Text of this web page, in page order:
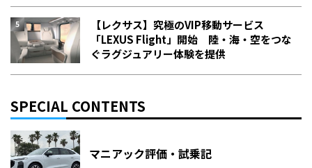
【レクサス】究極のVIP移動サービス
「LEXUS Flight」開始 陸・海・空をつな
ぐラグジュアリー体験を提供
SPECIAL CONTENTS
マニアック評価・試乗記